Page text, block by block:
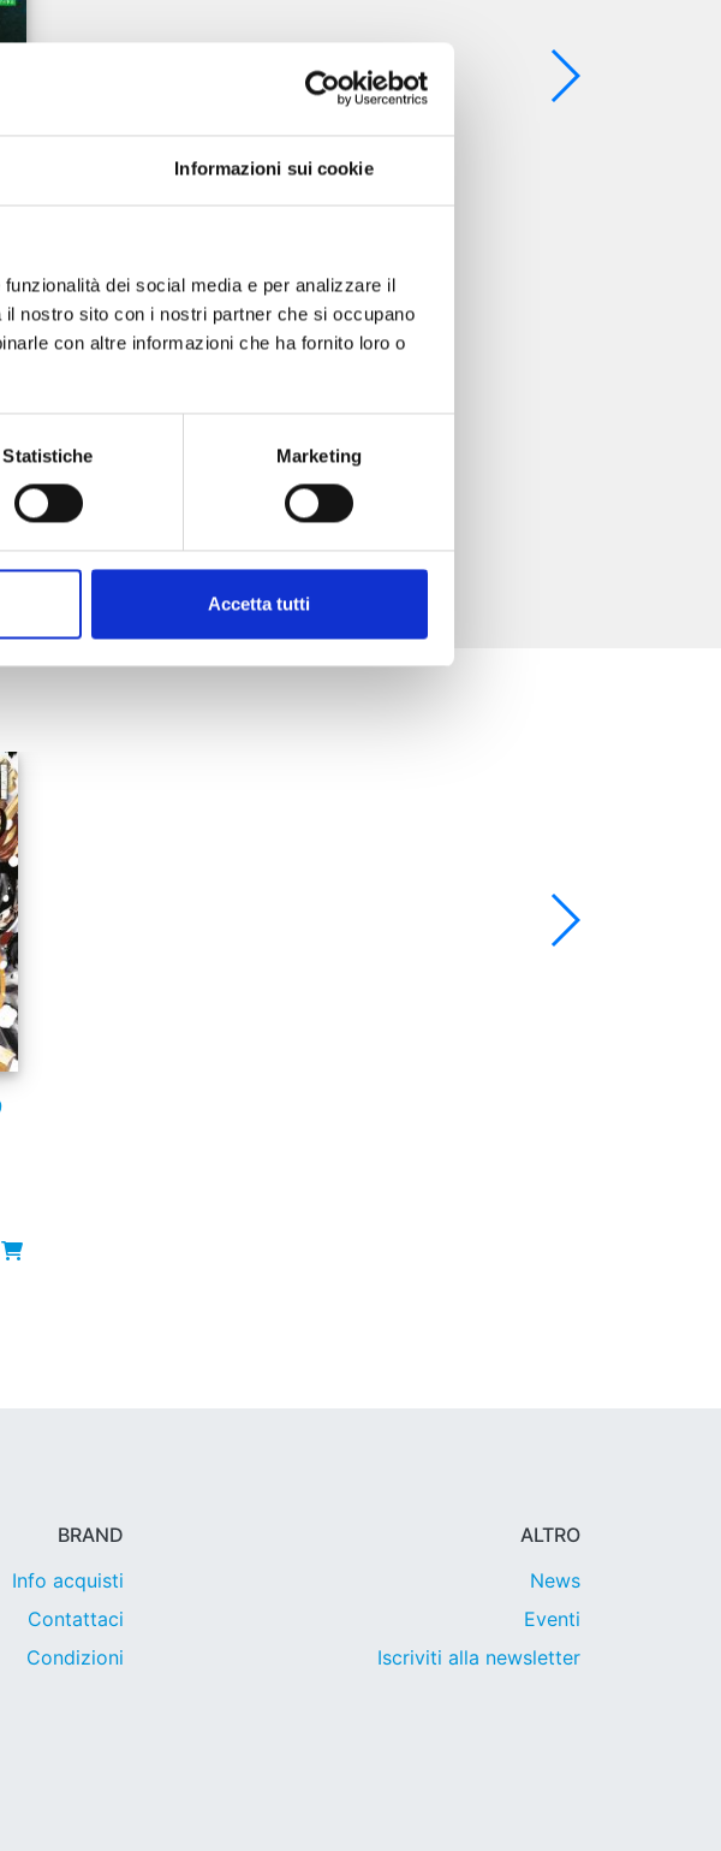
Informazioni sui cookie
dei social media e per analizzare il
nostro sito con i nostri partner che si occupano
con altre informazioni che ha fornito loro o
Statistiche Marketing
Accetta tutti
BRAND
Info acquisti
Contattaci
Condizioni
ALTRO
News
Eventi
Iscriviti alla newsletter